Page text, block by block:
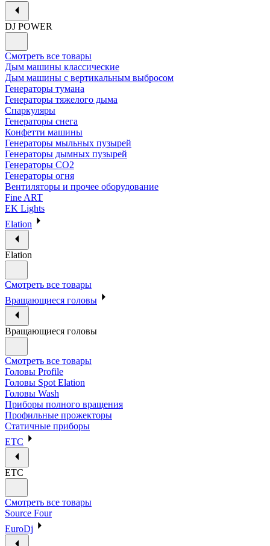
DJ POWER
Смотреть все товары
Дым машины классические
Дым машины с вертикальным выбросом
Генераторы тумана
Генераторы тяжелого дыма
Спаркуляры
Генераторы снега
Конфетти машины
Генераторы мыльных пузырей
Генераторы дымных пузырей
Генераторы CO2
Генераторы огня
Вентиляторы и прочее оборудование
Fine ART
EK Lights
Elation
Elation
Смотреть все товары
Вращающиеся головы
Вращающиеся головы
Смотреть все товары
Головы Profile
Головы Spot Elation
Головы Wash
Приборы полного вращения
Профильные прожекторы
Статичные приборы
ETC
ETC
Смотреть все товары
Source Four
EuroDj